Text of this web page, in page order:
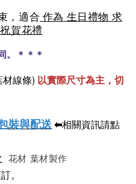
，適合 作為 生日禮物 求
賀花禮
。＊＊＊
材線條) 以實際尺寸為主，切
裝與配送⬅相關資訊請點
花材 葉材製作
。